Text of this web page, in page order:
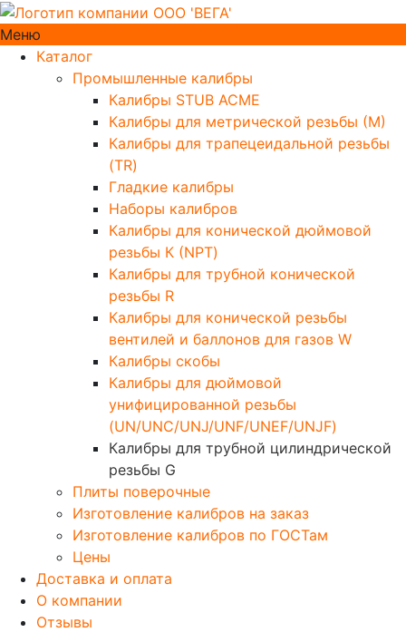
Меню
Каталог
Промышленные калибры
Калибры STUB ACME
Калибры для метрической резьбы (М)
Калибры для трапецеидальной резьбы
(TR)
Гладкие калибры
Наборы калибров
Калибры для конической дюймовой
резьбы К (NPT)
Калибры для трубной конической
резьбы R
Калибры для конической резьбы
вентилей и баллонов для газов W
Калибры скобы
Калибры для дюймовой
унифицированной резьбы
(UN/UNC/UNJ/UNF/UNEF/UNJF)
Калибры для трубной цилиндрической
резьбы G
Плиты поверочные
Изготовление калибров на заказ
Изготовление калибров по ГОСТам
Цены
Доставка и оплата
О компании
Отзывы